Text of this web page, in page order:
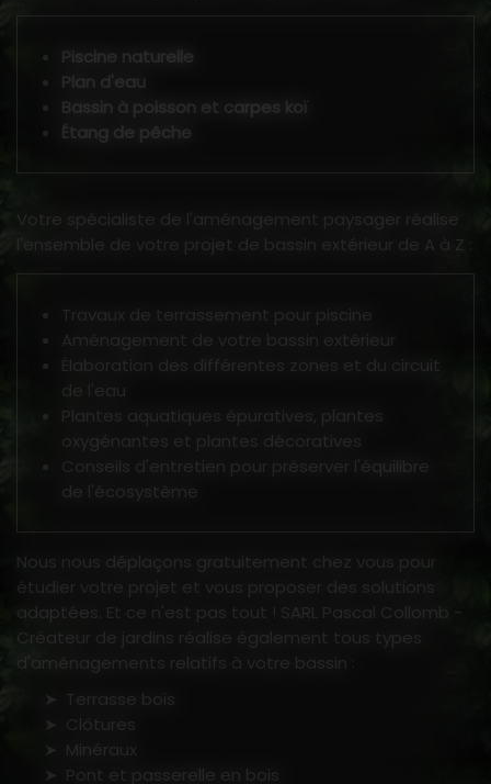
Piscine naturelle
Plan d'eau
Bassin à poisson et carpes koï
Étang de pêche
Votre spécialiste de l'aménagement paysager réalise
l'ensemble de votre projet de bassin extérieur de A à Z :
Travaux de terrassement pour piscine
Aménagement de votre bassin extérieur
oxygénantes et plantes décoratives
Nous nous déplaçons gratuitement chez vous pour
étudier votre projet et vous proposer des solutions
adaptées. Et ce n'est pas tout ! SARL Pascal Collomb -
Créateur de jardins réalise également tous types
d'aménagements relatifs à votre bassin :
Terrasse bois
Pont et passerelle en bois